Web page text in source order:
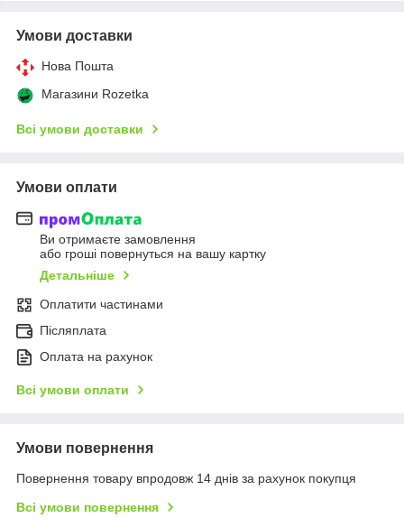
Умови доставки
Нова Пошта
Магазини Rozetka
Всі умови доставки
Умови оплати
Ви отримаєте замовлення
або гроші повернуться на вашу картку
Детальніше
Оплатити частинами
Післяплата
Оплата на рахунок
Всі умови оплати
Умови повернення
Повернення товару впродовж 14 днів за рахунок покупця
Всі умови повернення